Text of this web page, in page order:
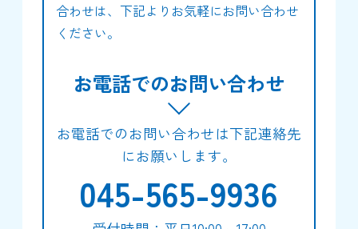
合わせは、下記よりお気軽にお問い合わせ
ください。
お電話でのお問い合わせ
お電話でのお問い合わせは下記連絡先
にお願いします。
045-565-9936